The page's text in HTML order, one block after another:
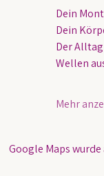
Dein
Dein
Der
Wellen
Mehr
Google Maps